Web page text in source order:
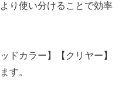
り使い分けることで効率
ドカラー】【クリヤー】
す。